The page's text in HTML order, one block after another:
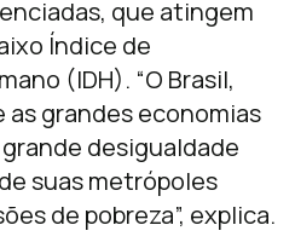
que atingem
Índice de
(IDH). “O Brasil,
grandes economias
desigualdade
suas metrópoles
de pobreza”, explica.